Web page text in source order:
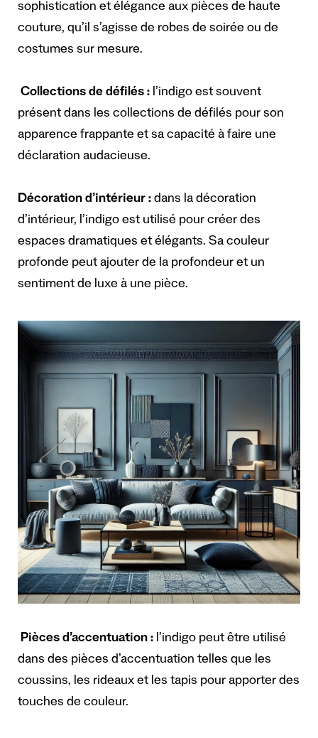
sophistication et élégance aux pièces de haute
couture, qu’il s’agisse de robes de soirée ou de
costumes sur mesure.
Collections de défilés : l’indigo est souvent
présent dans les collections de défilés pour son
apparence frappante et sa capacité à faire une
déclaration audacieuse.
Décoration d’intérieur : dans la décoration
d’intérieur, l’indigo est utilisé pour créer des
espaces dramatiques et élégants. Sa couleur
profonde peut ajouter de la profondeur et un
sentiment de luxe à une pièce.
Pièces d’accentuation : l’indigo peut être utilisé
dans des pièces d’accentuation telles que les
coussins, les rideaux et les tapis pour apporter des
touches de couleur.